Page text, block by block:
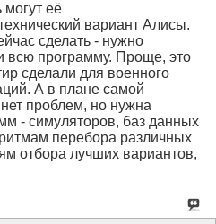
её
вариант Алисы.
сделать - нужно
всю программу. Проще, это
сделали для военного
А в плане самой
проблем, но нужна
- симуляторов, баз данных
перебора различных
отбора лучших вариантов,